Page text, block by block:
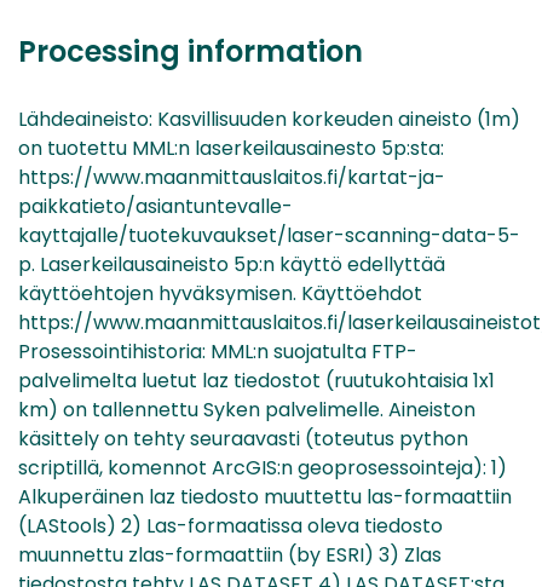
Processing information
Lähdeaineisto: Kasvillisuuden korkeuden aineisto (1m)
on tuotettu MML:n laserkeilausainesto 5p:sta:
https://www.maanmittauslaitos.fi/kartat-ja-
paikkatieto/asiantuntevalle-
kayttajalle/tuotekuvaukset/laser-scanning-data-5-
p. Laserkeilausaineisto 5p:n käyttö edellyttää
käyttöehtojen hyväksymisen. Käyttöehdot
https://www.maanmittauslaitos.fi/
Prosessointihistoria: MML:n suojatulta FTP-
palvelimelta luetut laz tiedostot (ruutukohtaisia 1x1
km) on tallennettu Syken palvelimelle. Aineiston
käsittely on tehty seuraavasti (toteutus python
scriptillä, komennot ArcGIS:n geoprosessointeja): 1)
Alkuperäinen laz tiedosto muuttettu las-formaattiin
(LAStools) 2) Las-formaatissa oleva tiedosto
muunnettu zlas-formaattiin (by ESRI) 3) Zlas